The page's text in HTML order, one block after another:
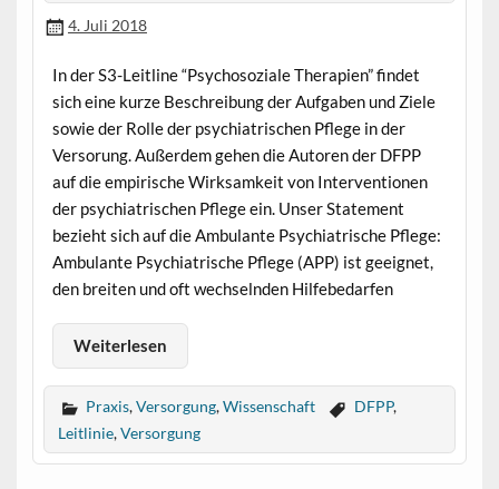
4. Juli 2018
In der S3-Leitline “Psychosoziale Therapien” findet
sich eine kurze Beschreibung der Aufgaben und Ziele
sowie der Rolle der psychiatrischen Pflege in der
Versorung. Außerdem gehen die Autoren der DFPP
auf die empirische Wirksamkeit von Interventionen
der psychiatrischen Pflege ein. Unser Statement
bezieht sich auf die Ambulante Psychiatrische Pflege:
Ambulante Psychiatrische Pflege (APP) ist geeignet,
den breiten und oft wechselnden Hilfebedarfen
Weiterlesen
Praxis,Versorgung,Wissenschaft DFPP,
Leitlinie,Versorgung